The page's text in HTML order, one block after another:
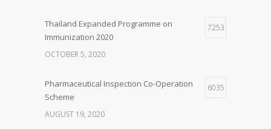
Thailand Expanded Programme on
Immunization 2020
7253
OCTOBER 5, 2020
Pharmaceutical Inspection Co-Operation
Scheme
6035
AUGUST 19, 2020